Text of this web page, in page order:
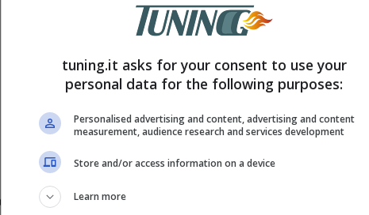
come si potrebbe introdurre una
tuning.it asks for your consent to use your
personal data for the following purposes:
Personalised advertising and content, advertising and content
measurement, audience research and services development
Store and/or access information on a device
Learn more